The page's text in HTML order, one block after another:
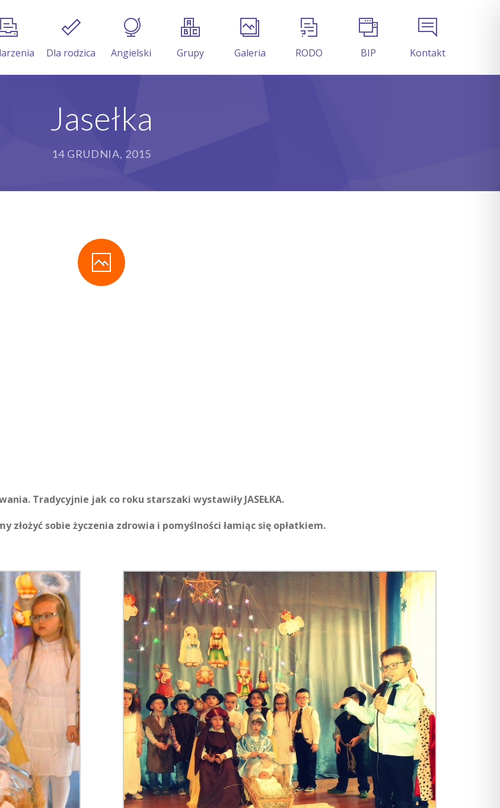
Dla rodzica Angielski Grupy Galeria RODO BIP Kontakt
Jasełka
14 GRUDNIA, 2015
Tradycyjnie jak co roku starszaki wystawiły JASEŁKA.
złożyć sobie życzenia zdrowia i pomyślności łamiąc się opłatkiem.